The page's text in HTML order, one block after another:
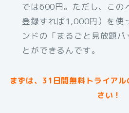
では600円。ただし、この
登録すれば1,000円）を使
ンドの「まるごと見放題
とができるんです。
まずは、31日間無料トライア
さい！